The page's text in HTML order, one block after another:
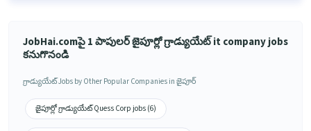
JobHai.comపై 1 పాపులర్ జైపూర్లో గ్రాడ్యుయేట్ it company jobs
కనుగొనండి
గ్రాడ్యుయేట్ Jobs by Other Popular Companies in జైపూర్
జైపూర్లో గ్రాడ్యుయేట్ Quess Corp jobs (6)